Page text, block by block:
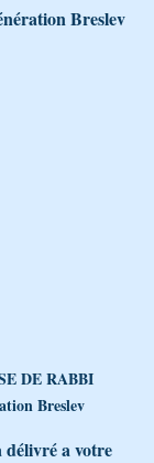
Breslev
DE RABBI
Breslev
délivré a votre